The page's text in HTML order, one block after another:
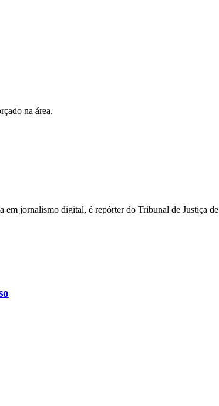
na área.
jornalismo digital, é repórter do Tribunal de Justiça